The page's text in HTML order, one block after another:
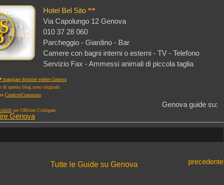
Hotel Bel Sito **
Via Capolungo 12 Genova
010 37 28 060
Parcheggio - Giardino - Bar
Camere con bagni interni o esterni - TV - Telefono
Servizio Fax - Ammessi animali di piccola taglia
dormire vedere Genova
di questo blog sono originali
CreativeCommons
per Officine Collegate
Genova guide su:
Genova
precedente
Tutte le Guide su Genova